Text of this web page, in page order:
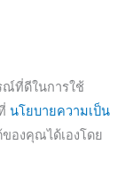
ณ์ที่ดีในการใช้
นโยบายความเป็น
องคุณได้เองโดย